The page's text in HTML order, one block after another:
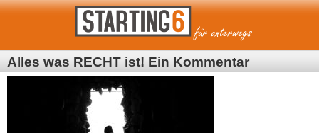
Alles was RECHT ist! Ein Kommentar